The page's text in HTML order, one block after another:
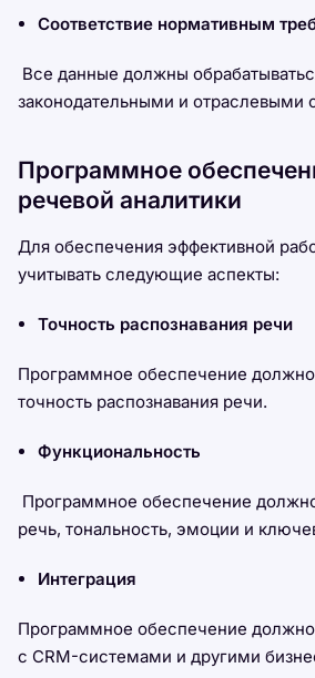
Соответствие нормативным
Все данные должны
законодательными и отраслевыми
Программное
речевой аналитики
Для обеспечения эффективной
учитывать следующие аспекты:
Точность распознавания речи
Программное обеспечение должно
точность распознавания речи.
Функциональность
Программное обеспечение
речь, тональность, эмоции и
Интеграция
Программное обеспечение
с CRM-системами и другими